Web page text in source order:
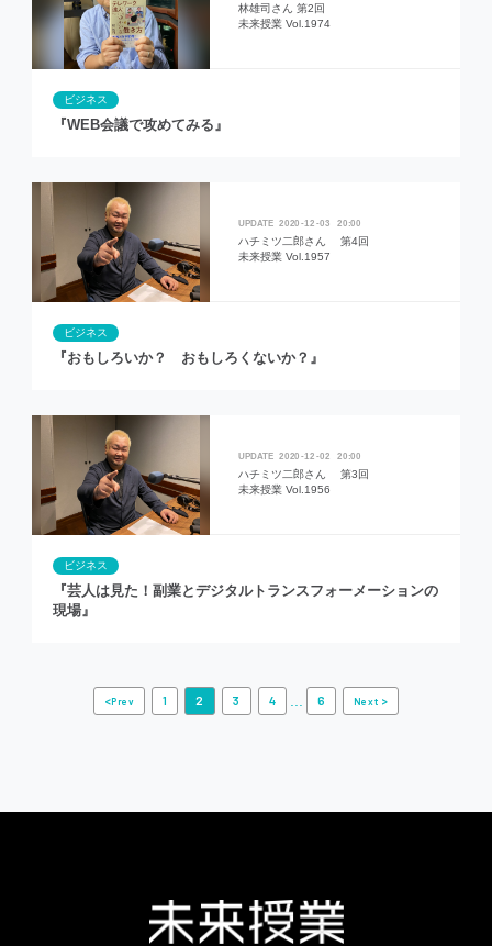
林雄司さん 第2回
未来授業 Vol.1974
ビジネス
『WEB会議で攻めてみる』
2020 12 03 20:00
ハチミツ二郎さん 第4回
未来授業 Vol.1957
ビジネス
『おもしろいか？ おもしろくないか？』
2020 12 02 20:00
ハチミツ二郎さん 第3回
未来授業 Vol.1956
ビジネス
『芸人は見た！副業とデジタルトランスフォーメーションの
現場』
<Prev 1 2 3 4 6 Next >